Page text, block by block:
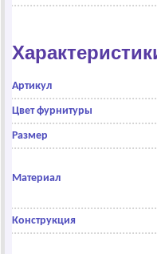
Артикул
Цвет фурнитуры
Размер
Материал
Конструкция